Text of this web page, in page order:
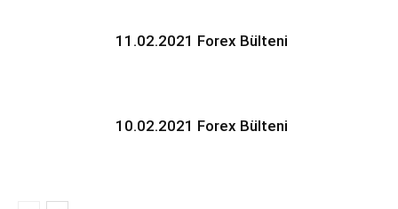
11.02.2021 Forex Bülteni
10.02.2021 Forex Bülteni